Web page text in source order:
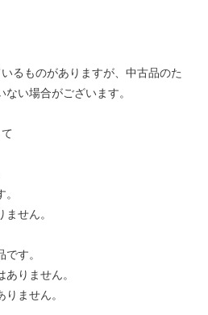
るものがありますが、中古品のた
い場合がございます。
せん。
す。
りません。
ません。